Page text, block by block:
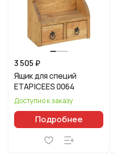
3 505 ₽
Ящик для специй
ETAPICEES 0064
Доступно к заказу
Подробнее